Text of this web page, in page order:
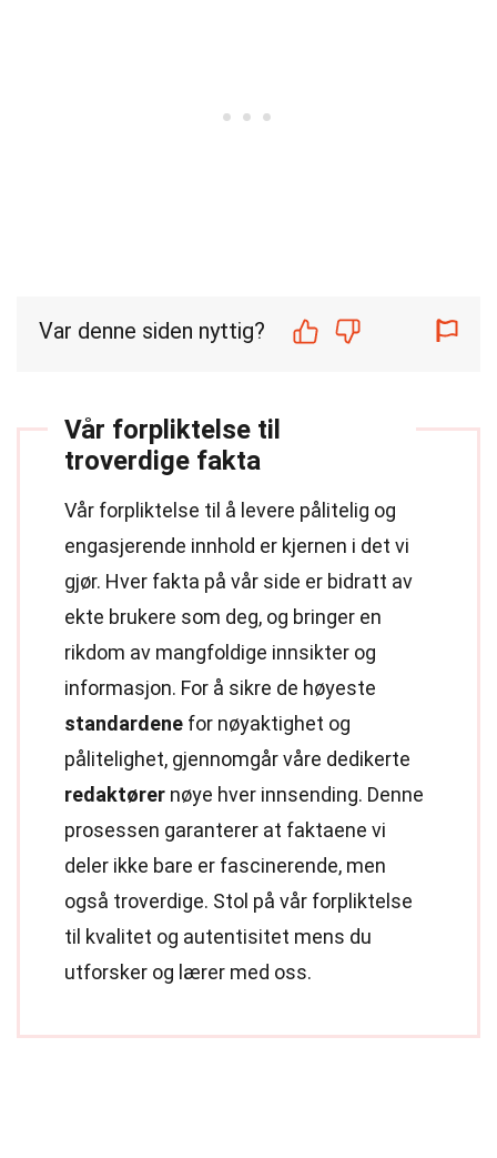
Var denne siden nyttig?
Vår forpliktelse til
troverdige fakta
Vår forpliktelse til å levere pålitelig og
engasjerende innhold er kjernen i det vi
gjør. Hver fakta på vår side er bidratt av
ekte brukere som deg, og bringer en
rikdom av mangfoldige innsikter og
informasjon. For å sikre de høyeste
standardene for nøyaktighet og
pålitelighet, gjennomgår våre dedikerte
redaktører nøye hver innsending. Denne
prosessen garanterer at faktaene vi
deler ikke bare er fascinerende, men
også troverdige. Stol på vår forpliktelse
til kvalitet og autentisitet mens du
utforsker og lærer med oss.